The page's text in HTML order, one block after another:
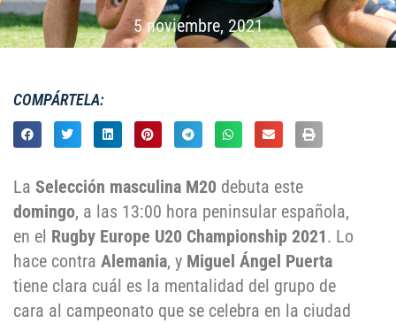
5 noviembre, 2021
COMPÁRTELA:
La Selección masculina M20 debuta este
domingo, a las 13:00 hora peninsular española,
en el Rugby Europe U20 Championship 2021. Lo
hace contra Alemania, y Miguel Ángel Puerta
tiene clara cuál es la mentalidad del grupo de
cara al campeonato que se celebra en la ciudad